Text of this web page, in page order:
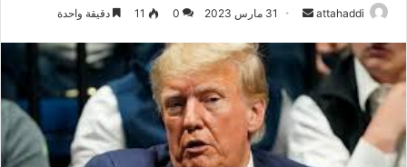
attahaddi
أرسل
31 مارس 2023 0
11 دقيقة واحدة